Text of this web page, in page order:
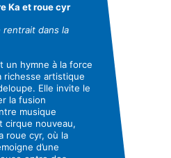
Ka et roue cyr
rentrait dans la
un hymne à la force
richesse artistique
Elle invite le
la fusion
musique
cirque nouveau,
roue cyr, où la
d’une